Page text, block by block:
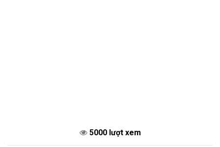
5000 lượt xem